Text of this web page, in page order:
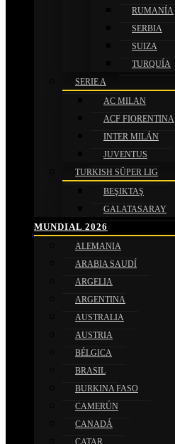
RUMANÍA
SERBIA
SUIZA
TURQUÍA
SERIE A
AC MILAN
ACF FIORENTINA
INTER MILÁN
JUVENTUS
TURKISH SÜPER LIG
BEŞIKTAŞ
GALATASARAY
MUNDIAL 2026
ALEMANIA
ARABIA SAUDÍ
ARGELIA
ARGENTINA
AUSTRALIA
AUSTRIA
BÉLGICA
BRASIL
BURKINA FASO
CAMERÚN
CANADÁ
CATAR